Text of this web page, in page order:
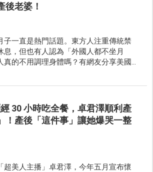
後老婆！
子一直是熱門話題。東方人注重傳統禁
息，但也有人認為「外國人都不坐月
真的不用調理身體嗎？有網友分享美國
30 小時吃全餐，卓君澤順利產
！產後「這件事」讓她爆哭一整
超美人主播」卓君澤，今年五月宣布懷